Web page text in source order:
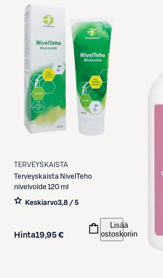
TERVEYSKAISTA
Terveyskaista NivelTeho
nivelvoide 120 ml
Keskiarvo3,8 / 5
Hinta19,95 €
Lisää
ostoskoriin